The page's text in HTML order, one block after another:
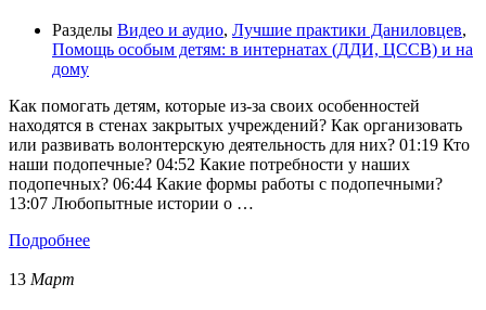
Разделы Видео и аудио, Лучшие практики Даниловцев,
Помощь особым детям: в интернатах (ДДИ, ЦССВ) и на
дому
Как помогать детям, которые из-за своих особенностей
находятся в стенах закрытых учреждений? Как организовать
или развивать волонтерскую деятельность для них? 01:19 Кто
наши подопечные? 04:52 Какие потребности у наших
подопечных? 06:44 Какие формы работы с подопечными?
13:07 Любопытные истории о …
Подробнее
13 Март